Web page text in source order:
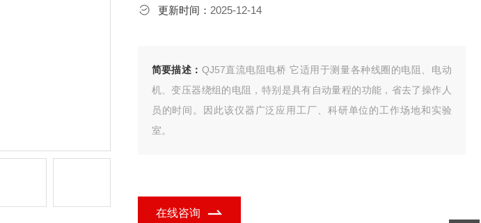
更新时间： 2025-12-14
简要描述： QJ57直流电阻电桥 它适用于测量各种线圈的电阻、电动
机、变压器绕组的电阻，特别是具有自动量程的功能，省去了操作人
员的时间。因此该仪器广泛应用工厂、科研单位的工作场地和实验
室。
在线咨询